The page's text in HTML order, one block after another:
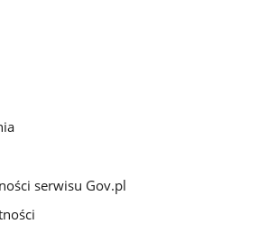
serwisu Gov.pl